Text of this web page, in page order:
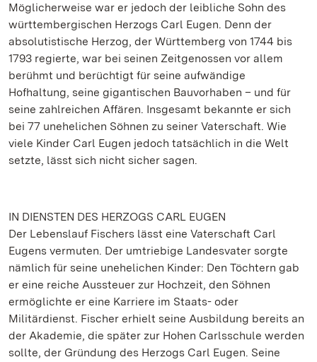
Möglicherweise war er jedoch der leibliche Sohn des
württembergischen Herzogs Carl Eugen. Denn der
absolutistische Herzog, der Württemberg von 1744 bis
1793 regierte, war bei seinen Zeitgenossen vor allem
berühmt und berüchtigt für seine aufwändige
Hofhaltung, seine gigantischen Bauvorhaben – und für
seine zahlreichen Affären. Insgesamt bekannte er sich
bei 77 unehelichen Söhnen zu seiner Vaterschaft. Wie
viele Kinder Carl Eugen jedoch tatsächlich in die Welt
setzte, lässt sich nicht sicher sagen.
IN DIENSTEN DES HERZOGS CARL EUGEN
Der Lebenslauf Fischers lässt eine Vaterschaft Carl
Eugens vermuten. Der umtriebige Landesvater sorgte
nämlich für seine unehelichen Kinder: Den Töchtern gab
er eine reiche Aussteuer zur Hochzeit, den Söhnen
ermöglichte er eine Karriere im Staats- oder
Militärdienst. Fischer erhielt seine Ausbildung bereits an
der Akademie, die später zur Hohen Carlsschule werden
sollte, der Gründung des Herzogs Carl Eugen. Seine